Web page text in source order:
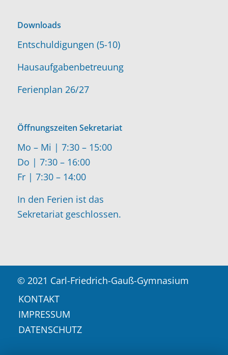
Downloads
Entschuldigungen (5-10)
Hausaufgabenbetreuung
Ferienplan 26/27
Öffnungszeiten Sekretariat
Mo – Mi | 7:30 – 15:00
Do | 7:30 – 16:00
Fr | 7:30 – 14:00
In den Ferien ist das
Sekretariat geschlossen.
© 2021 Carl-Friedrich-Gauß-Gymnasium
KONTAKT
IMPRESSUM
DATENSCHUTZ